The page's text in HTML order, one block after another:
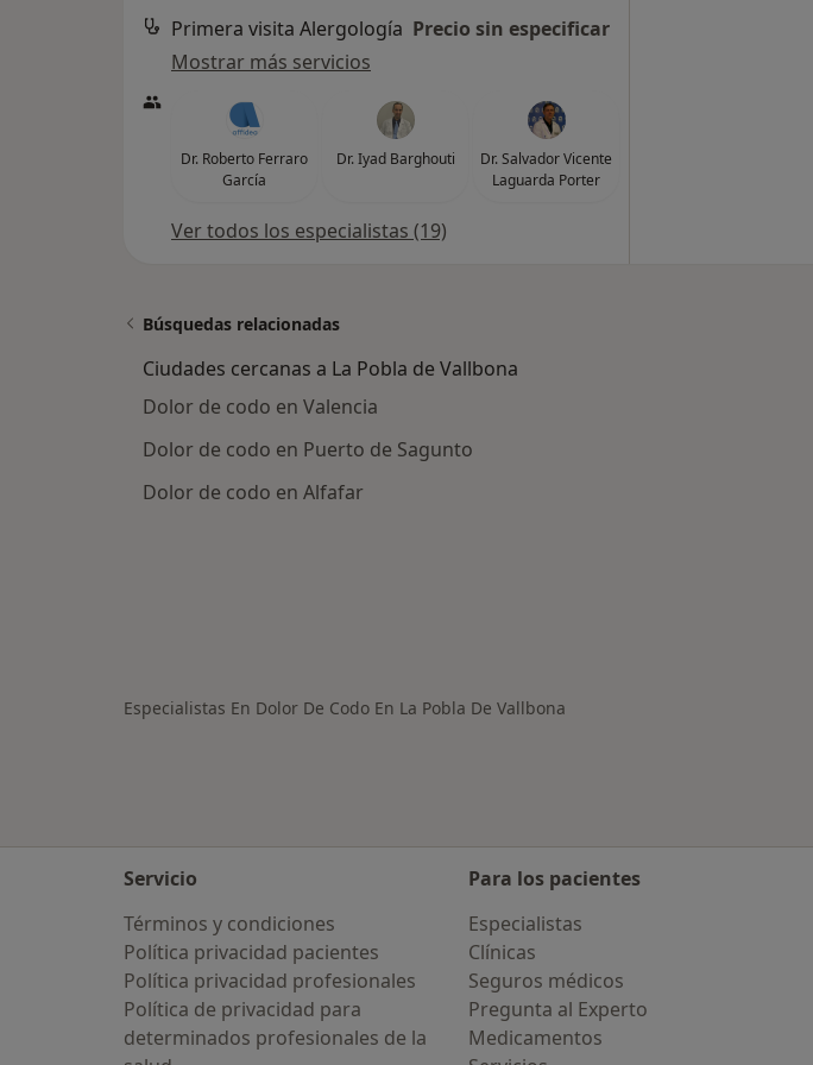
Primera visita Alergología Precio sin especificar
Mostrar más servicios
Dr. Roberto Ferraro
García
Dr. Iyad Barghouti
Dr. Salvador Vicente
Laguarda Porter
Ver todos los especialistas (19)
Búsquedas relacionadas
Ciudades cercanas a La Pobla de Vallbona
Dolor de codo en Valencia
Dolor de codo en Puerto de Sagunto
Dolor de codo en Alfafar
Especialistas En Dolor De Codo En La Pobla De Vallbona
Servicio
Términos y condiciones
Política privacidad pacientes
Política privacidad profesionales
Política de privacidad para
determinados profesionales de la
Para los pacientes
Especialistas
Clínicas
Seguros médicos
Pregunta al Experto
Medicamentos